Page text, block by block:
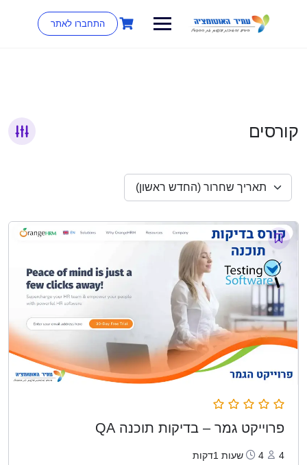
התחברו לאתר
קורסים
תאריך שחרור (החדש ראשון)
פרוייקט גמר – בדיקות תוכנה QA
4 4שעות 1דקות